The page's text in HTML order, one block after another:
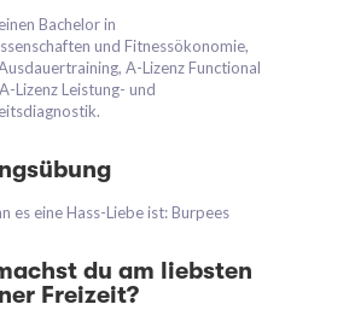
Bachelor in
und Fitnessökonomie,
A-Lizenz Functional
Lizenz Leistung- und
es eine Hass-Liebe ist: Burpees
du am liebsten
Freizeit?